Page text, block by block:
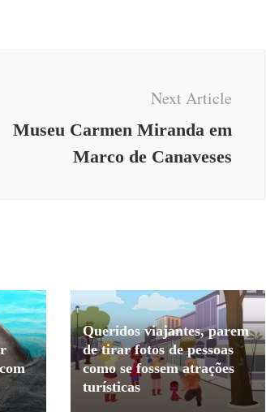
Next Article
Museu Carmen Miranda em
Marco de Canaveses
Queridos viajantes, parem
de tirar fotos de pessoas
como se fossem atrações
turísticas